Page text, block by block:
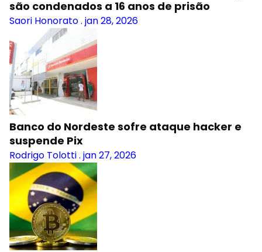
são condenados a 16 anos de prisão
Saori Honorato. jan 28, 2026
Banco do Nordeste sofre ataque hacker e
suspende Pix
Rodrigo Tolotti. jan 27, 2026